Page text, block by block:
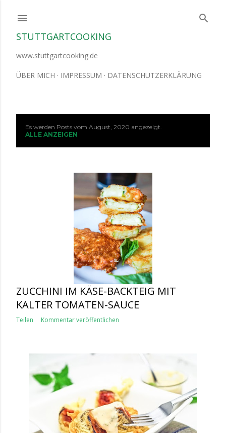
STUTTGARTCOOKING
www.stuttgartcooking.de
ÜBER MICH IMPRESSUM DATENSCHUTZERKLÄRUNG
Es werden Posts vom August, 2020 angezeigt.
ALLE ANZEIGEN
ZUCCHINI IM KÄSE-BACKTEIG MIT
KALTER TOMATEN-SAUCE
Teilen Kommentar veröffentlichen